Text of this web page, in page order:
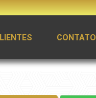
CONTATO